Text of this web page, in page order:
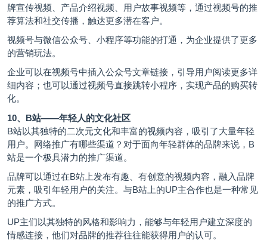
牌宣传视频、产品介绍视频、用户故事视频等，通过视频号的推
荐算法和社交传播，触达更多潜在客户。
视频号与微信公众号、小程序等功能的打通，为企业提供了更多
的营销玩法。
企业可以在视频号中插入公众号文章链接，引导用户阅读更多详
细内容；也可以通过视频号直接跳转小程序，实现产品的购买转
化。
10、B站——年轻人的文化社区
B站以其独特的二次元文化和丰富的视频内容，吸引了大量年轻
用户。网络推广有哪些渠道？对于面向年轻群体的品牌来说，B
站是一个极具潜力的推广渠道。
品牌可以通过在B站上发布有趣、有创意的视频内容，融入品牌
元素，吸引年轻用户的关注。与B站上的UP主合作也是一种常见
的推广方式。
UP主们以其独特的风格和影响力，能够与年轻用户建立深度的
情感连接，他们对品牌的推荐往往能获得用户的认可。